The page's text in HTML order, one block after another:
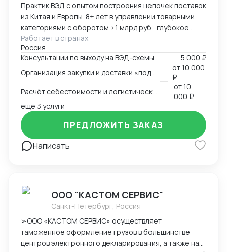
Практик ВЭД с опытом построения цепочек поставок
из Китая и Европы. 8+ лет в управлении товарными
категориями с оборотом >1 млрд руб., глубокое
понимание коммерческой стороны закупок.
Ключевые компетенции: — Организация полного
цикла ВЭД «под ключ»: от поиска поставщика до
доставки на склад клиента — Работа с китайскими
поставщиками: переговоры, контроль качества,
оплата — Таможенное оформление, подбор
сертификации, подготовка документов —
Международная логистика: поиск брокеров, расчёт
маршрутов, мониторинг цен — Расчёт
себестоимости и контроль маржинальности сделок
— Опыт поставок в условиях санкционных
удалённая работа, полная автономность
Работает в странах
Россия
Консультации по выходу на ВЭД-схемы
5 000 ₽
от10 000
₽
от10
000 ₽
ещё 3 услуги
Написать
ПРЕДЛОЖИТЬ ЗАКАЗ
ООО "КАСТОМ СЕРВИС"
Санкт-Петербург, Россия
➢ООО «КАСТОМ СЕРВИС» осуществляет
таможенное оформление грузов в большинстве
центров электронного декларирования, а также на